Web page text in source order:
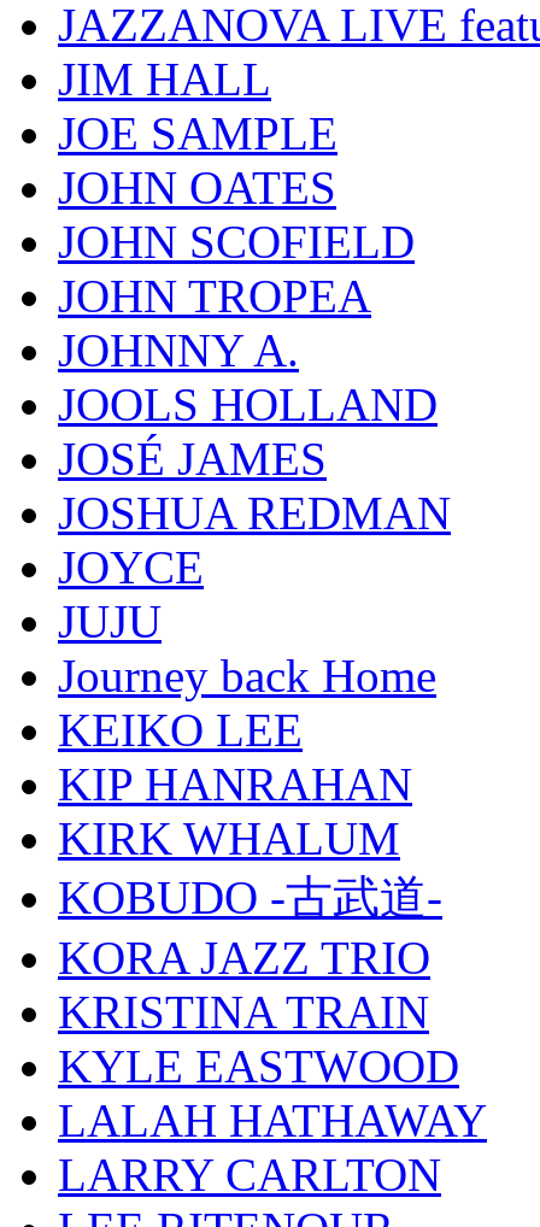
JAZZANOVA LIVE
JIM HALL
JOE SAMPLE
JOHN OATES
JOHN SCOFIELD
JOHN TROPEA
JOHNNY A.
JOOLS HOLLAND
JOSÉ JAMES
JOSHUA REDMAN
JOYCE
JUJU
Journey back Home
KEIKO LEE
KIP HANRAHAN
KIRK WHALUM
KOBUDO -古武道-
KORA JAZZ TRIO
KRISTINA TRAIN
KYLE EASTWOOD
LALAH HATHAWAY
LARRY CARLTON